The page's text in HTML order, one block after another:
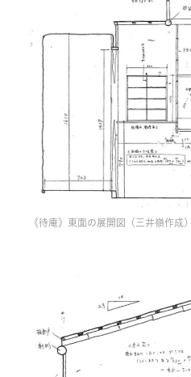
《待庵》東面の展開図（三井嶺作成）